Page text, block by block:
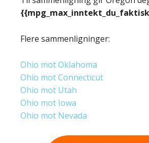
Flere sammenligninger:
Ohio mot Oklahoma
Ohio mot Connecticut
Ohio mot Utah
Ohio mot Iowa
Ohio mot Nevada